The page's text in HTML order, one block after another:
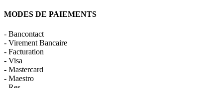
MODES DE PAIEMENTS
- Bancontact
- Virement Bancaire
- Facturation
- Visa
- Mastercard
- Maestro